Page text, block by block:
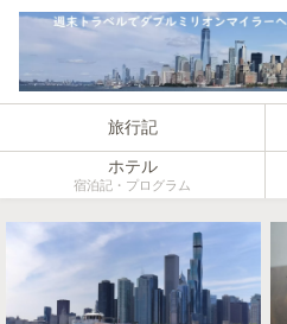
旅行記
ホテル
宿泊記・プログラム